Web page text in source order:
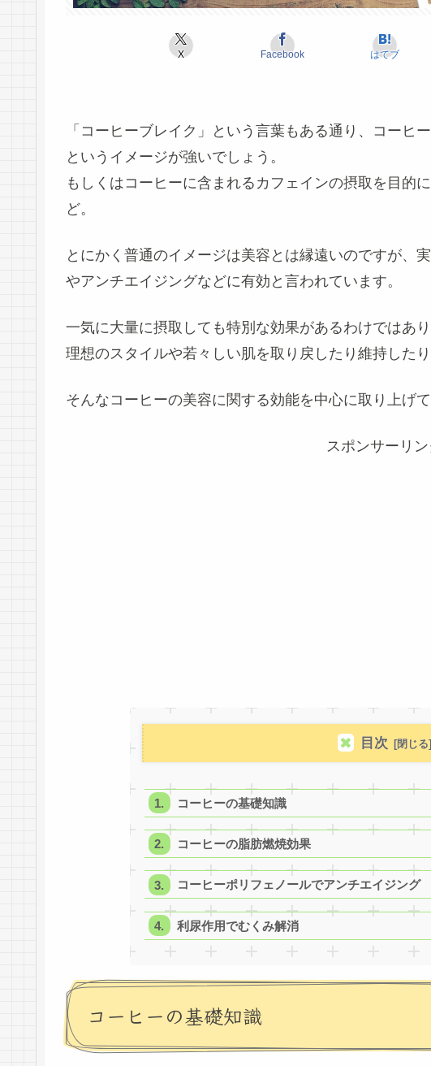
X Facebook はてブ
「コーヒーブレイク」という言葉もある通り、 コーヒー
というイメージが強いでしょう。
もしくはコーヒーに含まれるカフェインの摂取を目的
ど。
とにかく普通のイメージは美容とは縁遠いのですが、
やアンチエイジングなどに有効と言われています。
一気に大量に摂取しても特別な効果があるわけではあ
理想のスタイルや若々しい肌を取り戻したり維持した
そんなコーヒーの美容に関する効能を中心に取り上げて
スポンサーリン
目次
コーヒーの基礎知識
コーヒーの脂肪燃焼効果
コーヒーポリフェノールでアンチエイジング
利尿作用でむくみ解消
コーヒーの基礎知識